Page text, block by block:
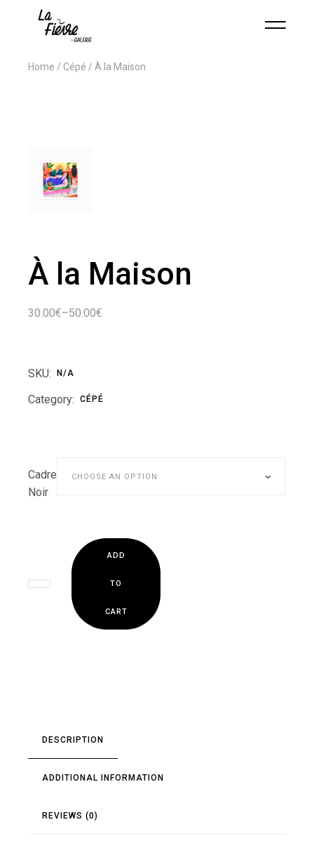
Home Cépé À la Maison
À la Maison
30.00€–50.00€
SKU: N/A
Category: CÉPÉ
Cadre
Noir
CHOOSE AN OPTION
ADD
TO
CART
DESCRIPTION
ADDITIONAL INFORMATION
REVIEWS (0)